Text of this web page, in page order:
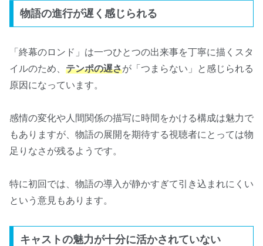
物語の進行が遅く感じられる
「終幕のロンド」は一つひとつの出来事を丁寧に描くスタ
イルのため、 テンポの遅さが「つまらない」と感じられる
原因になっています。
感情の変化や人間関係の描写に時間をかける構成は魅力で
もありますが、物語の展開を期待する視聴者にとっては物
足りなさが残るようです。
特に初回では、物語の導入が静かすぎて引き込まれにくい
という意見もあります。
キャストの魅力が十分に活かされていない